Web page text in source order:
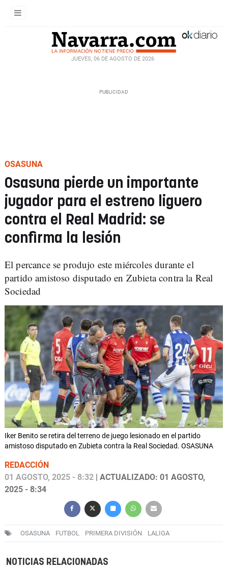
JUEVES, 06 DE AGOSTO DE 2026
OSASUNA
Osasuna pierde un importante
jugador para el estreno liguero
contra el Real Madrid: se
confirma la lesión
El percance se produjo este miércoles durante el
partido amistoso disputado en Zubieta contra la Real
Sociedad
Iker Benito se retira del terreno de juego lesionado en el partido
amistoso disputado en Zubieta contra la Real Sociedad. OSASUNA
REDACCIÓN
01 AGOSTO, 2025 - 8:32 | ACTUALIZADO: 01 AGOSTO,
2025 - 8:34
OSASUNA FUTBOL PRIMERA DIVISIÓN LALIGA
NOTICIAS RELACIONADAS